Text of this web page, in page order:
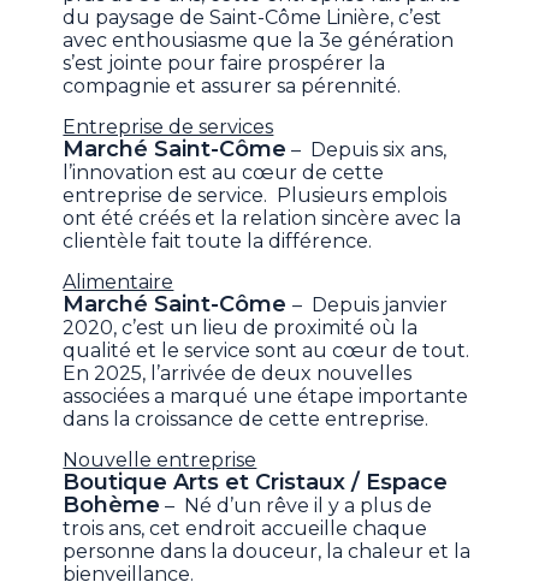
du paysage de Saint-Côme Linière, c’est
avec enthousiasme que la 3e génération
s’est jointe pour faire prospérer la
compagnie et assurer sa pérennité.
Entreprise de services
Marché Saint-Côme – Depuis six ans,
l’innovation est au cœur de cette
entreprise de service. Plusieurs emplois
ont été créés et la relation sincère avec la
clientèle fait toute la différence.
Alimentaire
Marché Saint-Côme– Depuis janvier
2020, c’est un lieu de proximité où la
qualité et le service sont au cœur de tout.
En 2025, l’arrivée de deux nouvelles
associées a marqué une étape importante
dans la croissance de cette entreprise.
Nouvelle entreprise
Boutique Arts et Cristaux / Espace
Bohème – Né d’un rêve il y a plus de
trois ans, cet endroit accueille chaque
personne dans la douceur, la chaleur et la
bienveillance.